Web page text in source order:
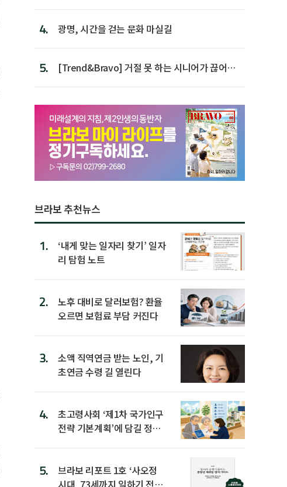
4. 광명, 시간을 걷는 문화 마실길
5.
[Trend&Bravo] 거절 못 하는 시니어가 끊어야
브라보 추천뉴스
1.
‘내게 맞는 일자리 찾기’ 일자
리 탐험 노트
2.
노후 대비로 달러보험? 환율
오르면 보험료 부담 커진다
3.
소액 직역연금 받는 노인, 기
초연금 수령 길 열린다
4.
초고령사회 ‘제1차 국가인구
전략 기본계획’에 담길 정책
5.
브라보 리포트 1호 ‘사오정
시대, 73세까지 일하기 전략’